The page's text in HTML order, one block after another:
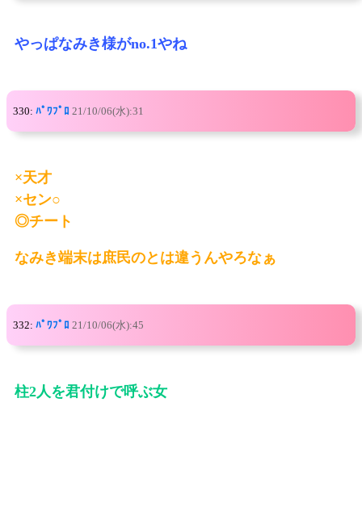
やっぱなみき様がno.1やね
330: ﾊﾟﾜﾌﾟﾛ 21/10/06(水):31
×天才
×セン○
◎チート
なみき端末は庶民のとは違うんやろなぁ
332: ﾊﾟﾜﾌﾟﾛ 21/10/06(水):45
柱2人を君付けで呼ぶ女